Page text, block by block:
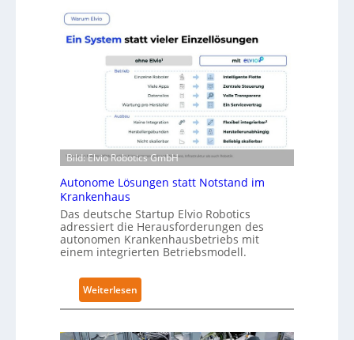
v
e
l
2
-
Z
e
t
f
i
z
r
a
R
o
o
t
i
c
s
r
w
e
t
r
t
Bild: Elvio Robotics GmbH
Autonome Lösungen statt Notstand im
Krankenhaus
Das deutsche Startup Elvio Robotics
adressiert die Herausforderungen des
autonomen Krankenhausbetriebs mit
einem integrierten Betriebsmodell.
Weiterlesen
A